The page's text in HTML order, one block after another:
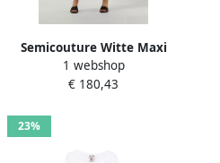
Semicouture Witte Maxi
Jurk Scdanielle White
Dames
1 webshop
€ 180,43
23%